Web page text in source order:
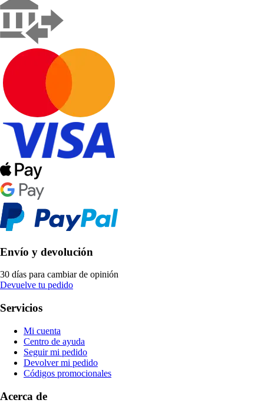
Envío y devolución
30 días para cambiar de opinión
Devuelve tu pedido
Servicios
Mi cuenta
Centro de ayuda
Seguir mi pedido
Devolver mi pedido
Códigos promocionales
Acerca de